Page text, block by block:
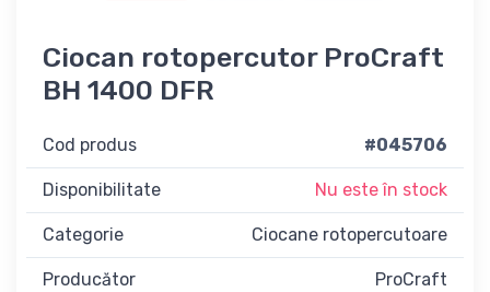
Ciocan rotopercutor ProCraft
BH 1400 DFR
Cod produs #045706
Disponibilitate Nu este în stock
Categorie Ciocane rotopercutoare
Producător ProCraft